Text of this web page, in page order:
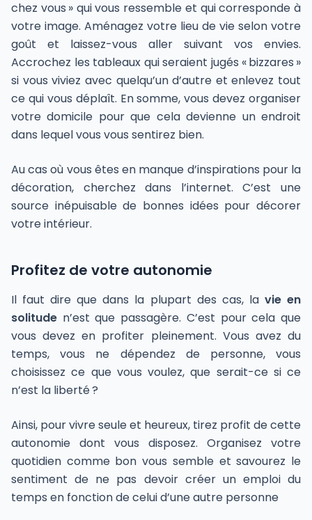
chez vous » qui vous ressemble et qui corresponde à
votre image. Aménagez votre lieu de vie selon votre
goût et laissez-vous aller suivant vos envies.
Accrochez les tableaux qui seraient jugés « bizzares »
si vous viviez avec quelqu’un d’autre et enlevez tout
ce qui vous déplaît. En somme, vous devez organiser
votre domicile pour que cela devienne un endroit
dans lequel vous vous sentirez bien.
Au cas où vous êtes en manque d’inspirations pour la
décoration, cherchez dans l’internet. C’est une
source inépuisable de bonnes idées pour décorer
votre intérieur.
Profitez de votre autonomie
Il faut dire que dans la plupart des cas, la vie en
solitude n’est que passagère. C’est pour cela que
vous devez en profiter pleinement. Vous avez du
temps, vous ne dépendez de personne, vous
choisissez ce que vous voulez, que serait-ce si ce
n’est la liberté ?
Ainsi, pour vivre seule et heureux, tirez profit de cette
autonomie dont vous disposez. Organisez votre
quotidien comme bon vous semble et savourez le
sentiment de ne pas devoir créer un emploi du
temps en fonction de celui d’une autre personne